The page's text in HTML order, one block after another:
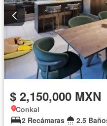
$ 2,150,000 MXN
Conkal
2 Recámaras
2.5